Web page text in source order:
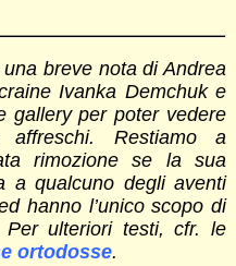
una breve nota di Andrea
Ivanka Demchuk e
gallery per poter vedere
Restiamo a
rimozione se la sua
a qualcuno degli aventi
hanno l’unico scopo di
ulteriori testi, cfr. le
ortodosse.